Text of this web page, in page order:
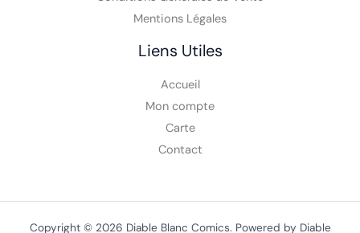
Politique de confidentialité
Conditions Générales de Vente
Liens Utiles
Accueil
Mon compte
Contact